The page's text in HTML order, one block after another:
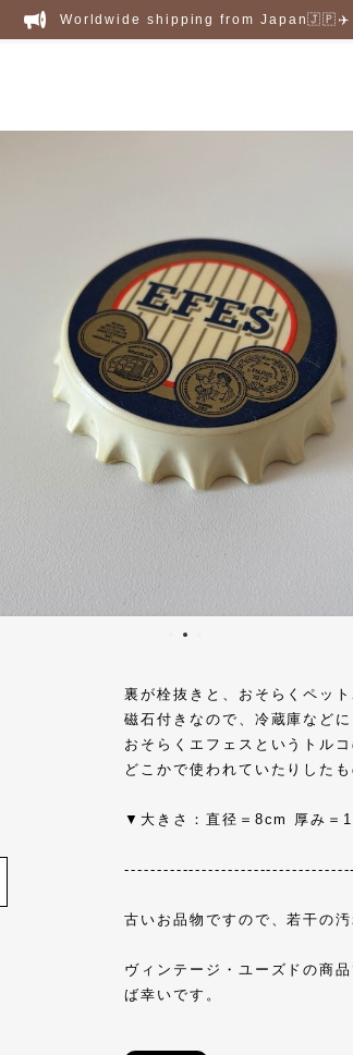
Worldwide shipping from Japan🇯🇵✈️
裏が栓抜きと、おそらくペッ
磁石付きなので、冷蔵庫など
おそらくエフェスというトル
どこかで使われていたりした
▼大きさ：直径＝8cm 厚み＝
古いお品物ですので、若干の
ヴィンテージ・ユーズドの商
ば幸いです。